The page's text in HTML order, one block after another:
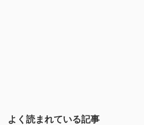
よく読まれている記事